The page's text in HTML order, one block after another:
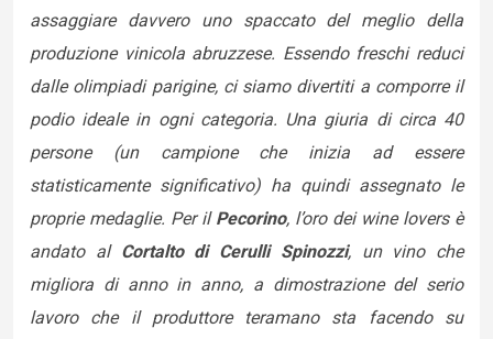
assaggiare davvero uno spaccato del meglio della
produzione vinicola abruzzese. Essendo freschi reduci
dalle olimpiadi parigine, ci siamo divertiti a comporre il
podio ideale in ogni categoria. Una giuria di circa 40
persone (un campione che inizia ad essere
statisticamente significativo) ha quindi assegnato le
proprie medaglie. Per il Pecorino, l’oro dei wine lovers è
andato al Cortalto di Cerulli Spinozzi, un vino che
migliora di anno in anno, a dimostrazione del serio
lavoro che il produttore teramano sta facendo su